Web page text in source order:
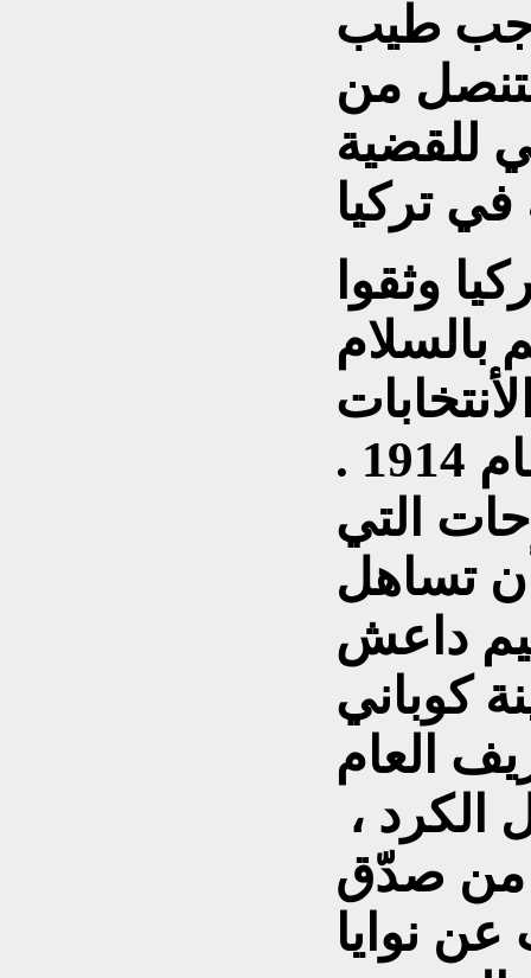
طيب
من
للقضية
وثقوا
بالسلام
الرئاسية التي جرت في عام 1914 .
التي
تساهل
داعش
كوباني
العام
،
من صدّق
نوايا